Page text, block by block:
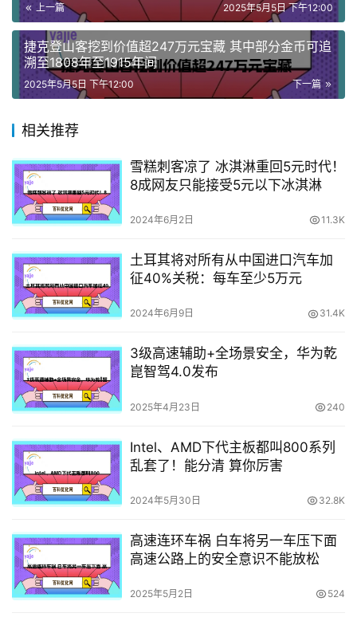
上一篇 2025年5月5日 下午12:00
捷克登山客挖到价值超247万元宝藏 其中部分金币可追
溯至1808年至1915年间
下一篇
2025年5月5日 下午12:00
相关推荐
雪糕刺客凉了 冰淇淋重回5元时代！
8成网友只能接受5元以下冰淇淋
2024年6月2日 11.3K
土耳其将对所有从中国进口汽车加
征40%关税：每车至少5万元
2024年6月9日 31.4K
3级高速辅助+全场景安全，华为乾
崑智驾4.0发布
2025年4月23日 240
Intel、AMD下代主板都叫800系列
乱套了！能分清 算你厉害
2024年5月30日 32.8K
高速连环车祸 白车将另一车压下面
高速公路上的安全意识不能放松
2025年5月2日 524